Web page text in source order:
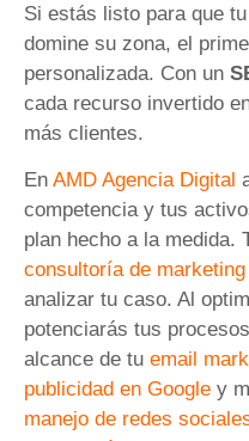
Si estás listo para que
domine su zona, el
personalizada. Con un
cada recurso invertido
más clientes.
En AMD Agencia Digital
competencia y tus
plan hecho a la medida.
consultoría de
analizar tu caso. Al
potenciarás tus
alcance de tu email
publicidad en Google y
manejo de redes